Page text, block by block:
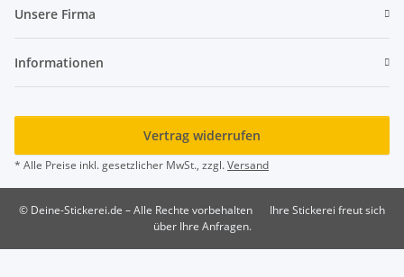
Unsere Firma
Informationen
Vertrag widerrufen
* Alle Preise inkl. gesetzlicher MwSt., zzgl.Versand
© Deine-Stickerei.de – Alle Rechte vorbehalten
Ihre Stickerei freut sich
über Ihre Anfragen.